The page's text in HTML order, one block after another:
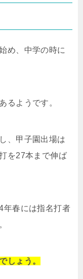
め、中学の時に
るようです。
、甲子園出場は
を27本まで伸ば
年春には指名打者
しょう。